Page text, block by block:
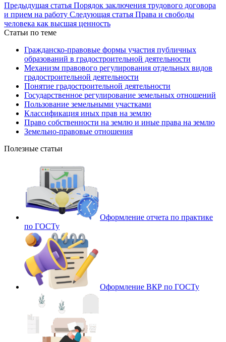
Предыдущая статья Порядок заключения трудового договора
и прием на работу Следующая статья Права и свободы
человека как высшая ценность
Статьи по теме
Гражданско-правовые формы участия публичных
образований в градостроительной деятельности
Механизм правового регулирования отдельных видов
градостроительной деятельности
Понятие градостроительной деятельности
Государственное регулирование земельных отношений
Пользование земельными участками
Классификация иных прав на землю
Право собственности на землю и иные права на землю
Земельно-правовые отношения
Полезные статьи
Оформление отчета по практике
по ГОСТу
Оформление ВКР по ГОСТу